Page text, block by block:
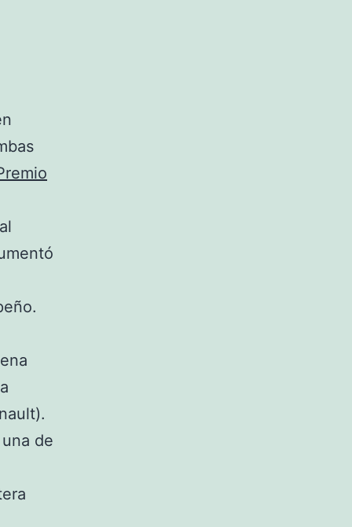
de